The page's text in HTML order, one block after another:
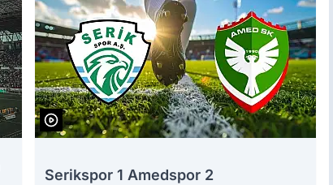
Serikspor 1 Amedspor 2